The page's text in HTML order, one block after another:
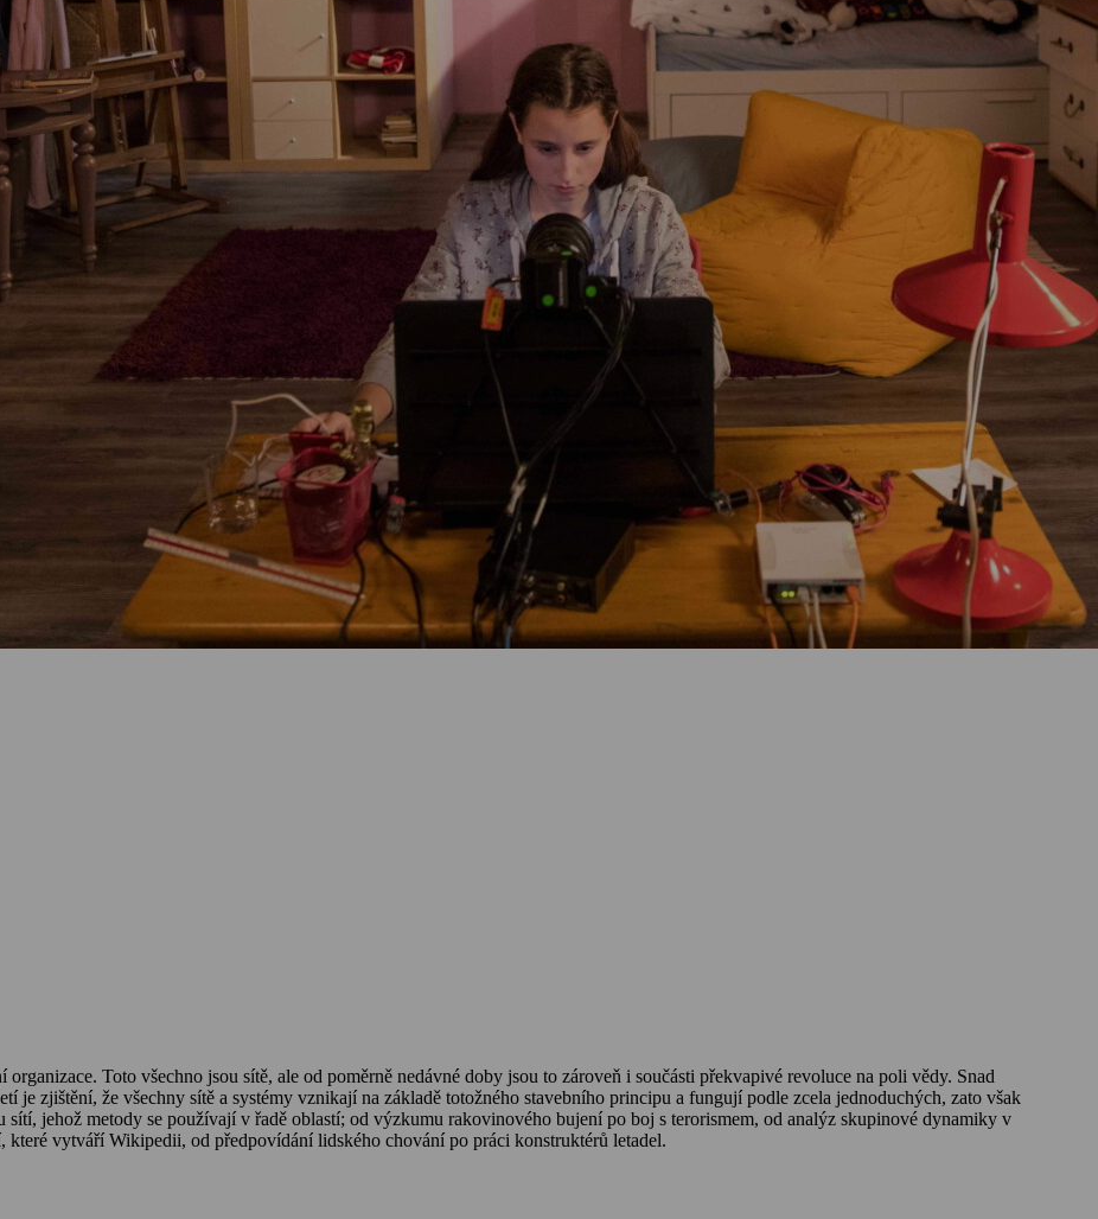
Toto všechno jsou sítě, ale od poměrně nedávné doby jsou to zároveň i součásti překvapivé revoluce na poli vědy. Snad
je zjištění, že všechny sítě a systémy vznikají na základě totožného stavebního principu a fungují podle zcela jednoduchých, zato však
jehož metody se používají v řadě oblastí; od výzkumu rakovinového bujení po boj s terorismem, od analýz skupinové dynamiky v
které vytváří Wikipedii, od předpovídání lidského chování po práci konstruktérů letadel.